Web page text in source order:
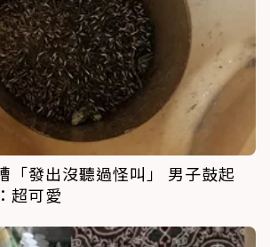
「發出沒聽過怪叫」 男子鼓起
超可愛